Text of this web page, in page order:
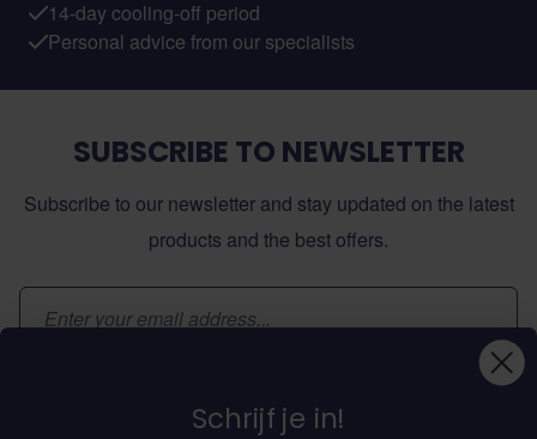
14-day cooling-off period
Personal advice from our specialists
SUBSCRIBE TO NEWSLETTER
Subscribe to our newsletter and stay updated on the latest
products and the best offers.
Email Address
Schrijf je in!